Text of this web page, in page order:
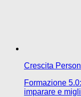
Crescita
Formazione
imparare e